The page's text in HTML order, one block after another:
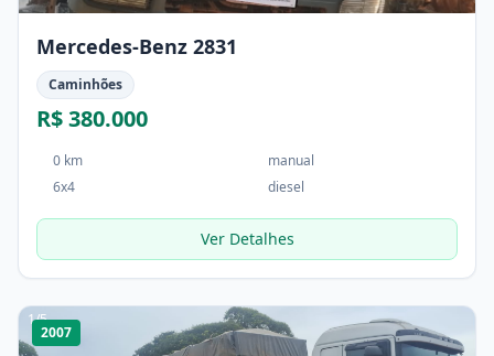
Mercedes-Benz 2831
Caminhões
R$ 380.000
0 km
manual
6x4
diesel
Ver Detalhes
1/5
2007